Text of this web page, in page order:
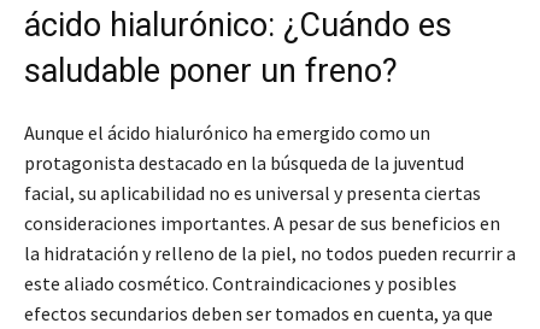
ácido hialurónico: ¿Cuándo es
saludable poner un freno?
Aunque el ácido hialurónico ha emergido como un
protagonista destacado en la búsqueda de la juventud
facial, su aplicabilidad no es universal y presenta ciertas
consideraciones importantes. A pesar de sus beneficios en
la hidratación y relleno de la piel, no todos pueden recurrir a
este aliado cosmético. Contraindicaciones y posibles
efectos secundarios deben ser tomados en cuenta, ya que